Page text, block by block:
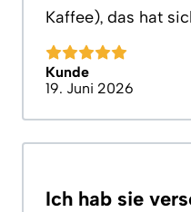
Kaffee), das hat
Kunde
19. Juni 2026
Ich hab sie